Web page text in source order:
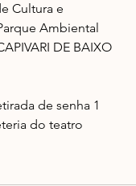
Cultura e
Ambiental
DE BAIXO
de senha 1
do teatro